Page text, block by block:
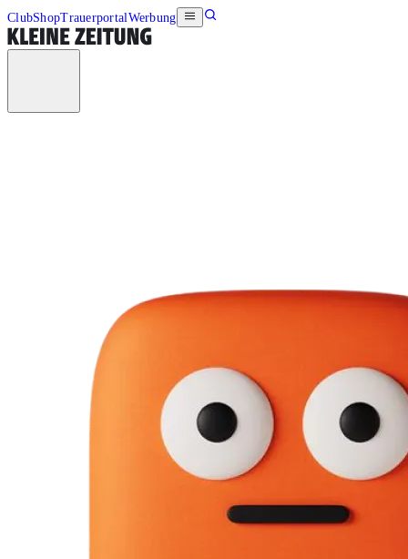
ClubShopTrauerportalWerbung